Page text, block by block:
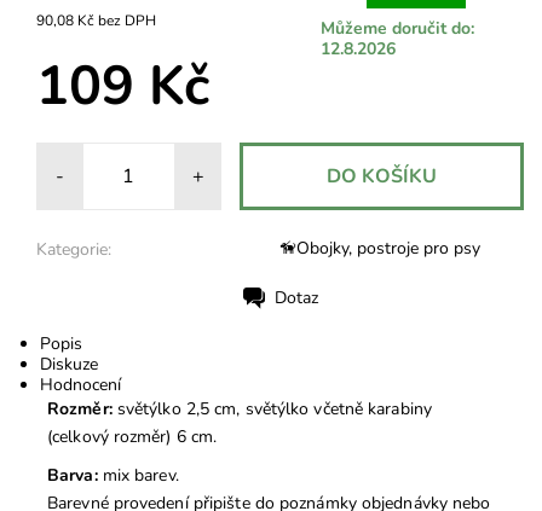
90,08 Kč bez DPH
Můžeme doručit do:
12.8.2026
109 Kč
- +
Kategorie: 🦮Obojky, postroje pro psy
Dotaz
Popis
Diskuze
Hodnocení
Rozměr: světýlko 2,5 cm, světýlko včetně karabiny
(celkový rozměr) 6 cm.
Barva:mix barev.
Barevné provedení připište do poznámky objednávky nebo